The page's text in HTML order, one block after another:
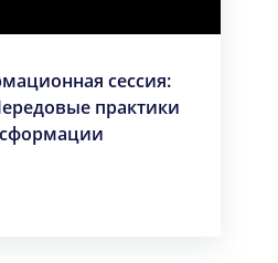
сессия:
практики